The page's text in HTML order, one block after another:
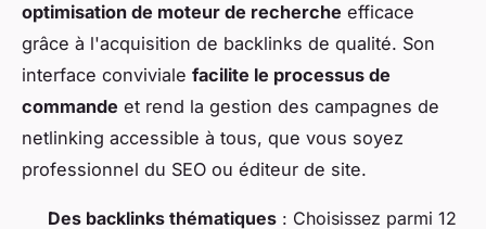
optimisation de moteur de recherche efficace
grâce à l'acquisition de backlinks de qualité. Son
interface conviviale facilite le processus de
commande et rend la gestion des campagnes de
netlinking accessible à tous, que vous soyez
professionnel du SEO ou éditeur de site.
Des backlinks thématiques : Choisissez parmi 12